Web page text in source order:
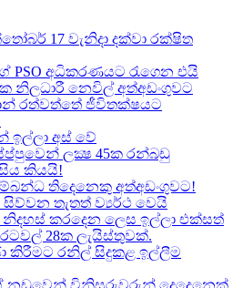
17 වැනිදා දක්වා රක්ෂිත
PSO අධිකරණයට රැගෙන එයි
නිලධාරී නෙවිල් අත්අඩංගුවට
රත්වත්තේ ජීවිතක්ෂයට
ඉල්ලා අස් වේ
ලක්‍ෂ 45ක රන්බඩු
කියයි!
තිදෙනෙකු අත්අඩංගුවට​!
තැතත් ව්‍යර්ථ වෙයි
කරදෙන ලෙස ඉල්ලා එක්සත්
28ක ලැයිස්තුවක්.
කිරීමට රනිල් සිදුකළ ඉල්ලීම
නඩුවෙන් විනිසුරුවරුන් දෙදෙනෙක්